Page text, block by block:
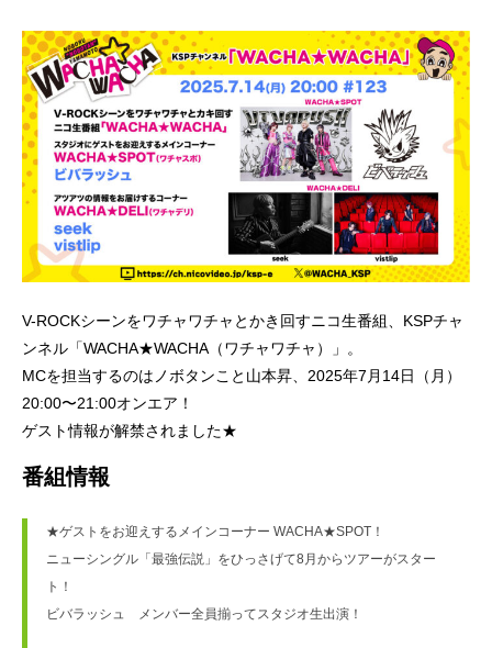
V-ROCKシーンをワチャワチャとかき回すニコ生番組、KSPチャ
ンネル「WACHA★WACHA（ワチャワチャ）」。
MCを担当するのはノボタンこと山本昇、2025年7月14日（月）
20:00〜21:00オンエア！
ゲスト情報が解禁されました★
番組情報
★ゲストをお迎えするメインコーナー WACHA★SPOT！
ニューシングル「最強伝説」をひっさげて8月からツアーがスター
ト！
ビバラッシュ　メンバー全員揃ってスタジオ生出演！